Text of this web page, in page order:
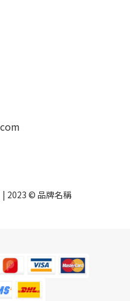
| 2023 © 品牌名稱